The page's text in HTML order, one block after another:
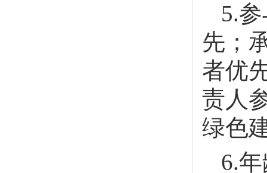
5.
先；
者优
责人
绿色
6.